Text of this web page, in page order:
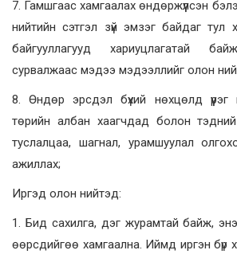
7. Гамшгаас хамгаалах өндөржүүлсэн
нийтийн сэтгэл зүй эмзэг байдаг тул
байгууллагууд хариуцлагатай
сурвалжаас мэдээ мэдээллийг олон
8. Өндөр эрсдэл бүхий нөхцөлд үүрэг
төрийн албан хаагчдад болон
туслалцаа, шагнал, урамшуулал
ажиллах;
Иргэд олон нийтэд:
1. Бид сахилга, дэг журамтай байж,
өөрсдийгөө хамгаална. Иймд иргэн бүр